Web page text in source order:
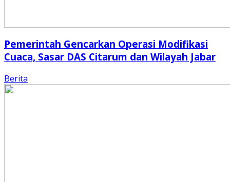
Pemerintah Gencarkan Operasi Modifikasi
Cuaca, Sasar DAS Citarum dan Wilayah Jabar
Berita